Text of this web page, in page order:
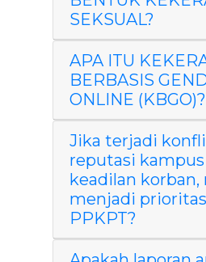
SEKSUAL?
APA ITU
BERBASIS
ONLINE (KBGO)?
Jika terjadi
reputasi
keadilan korban,
menjadi
PPKPT?